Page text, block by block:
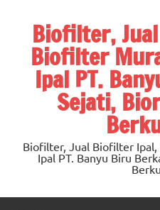
contentBiofilter,
Biofilter
Ipal PT.
Sejati,
Biofilter, Jual Biofilter
Ipal PT. Banyu Biru